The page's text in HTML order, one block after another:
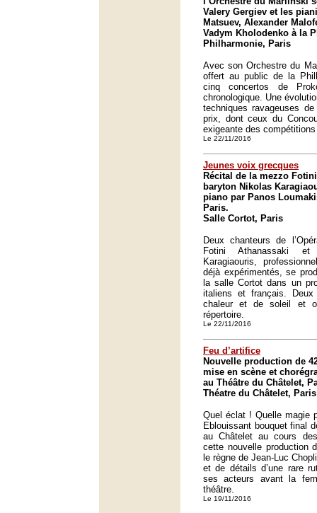
Valery Gergiev et les
Matsuev, Alexander
Vadym Kholodenko à la
Philharmonie, Paris
Avec son Orchestre du
offert au public de la
cinq concertos de
chronologique. Une
techniques ravageuses
prix, dont ceux du
exigeante des
Le 22/11/2016
Jeunes voix grecques
Récital de la mezzo
baryton Nikolas
piano par Panos
Paris.
Salle Cortot, Paris
Deux chanteurs de
Fotini Athanassaki
Karagiaouris,
déjà expérimentés, se
la salle Cortot dans un
italiens et français.
chaleur et de soleil et
répertoire.
Le 22/11/2016
Feu d’artifice
Nouvelle production de
mise en scène et
au Théâtre du Châtelet,
Théatre du Châtelet, Paris
Quel éclat ! Quelle magie
Eblouissant bouquet final
au Châtelet au cours
cette nouvelle production
le règne de Jean-Luc
et de détails d’une rare
ses acteurs avant la
théâtre.
Le 19/11/2016